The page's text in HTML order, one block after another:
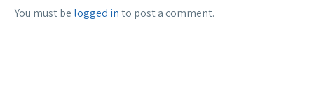
You must be logged into post a comment.